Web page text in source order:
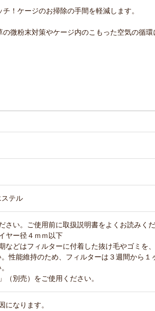
！ケージのお掃除の手間を軽減します。
微粉末対策やケージ内のこもった空気の循環
テル
さい。ご使用前に取扱説明書をよくお読みく
ヤー径４ｍｍ以下
などはフィルターに付着した抜け毛やゴミを
性能維持のため、フィルターは３週間から１
別売）をご使用ください。
になります。